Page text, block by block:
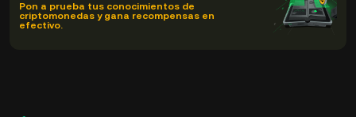
Pon a prueba tus conocimientos de
criptomonedas y gana recompensas en
efectivo.